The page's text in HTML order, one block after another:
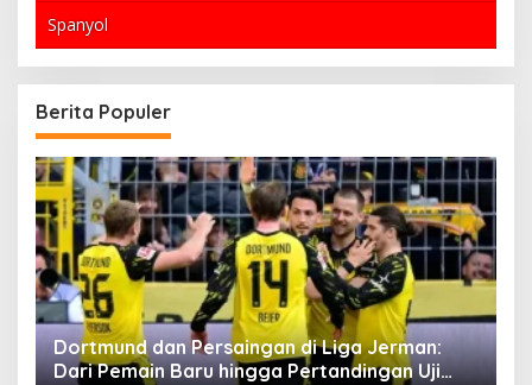
Spanyol
Berita Populer
Sinopsis Chaos Walking: Petualangan
Mengerikan di Planet Asing